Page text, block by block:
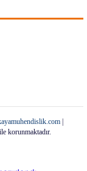
korunmaktadır.